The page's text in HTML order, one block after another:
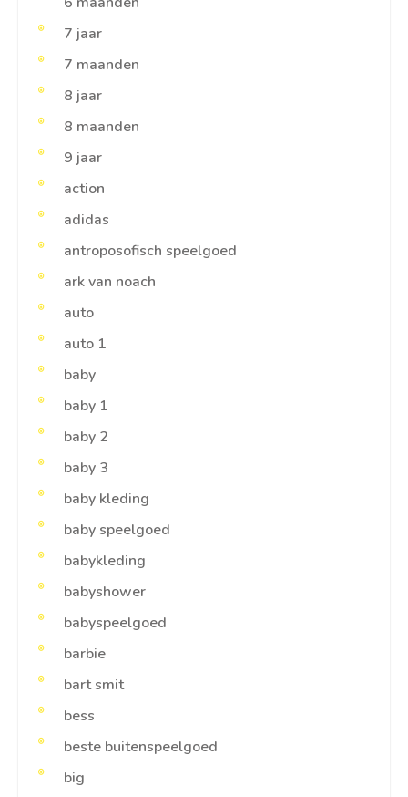
7 jaar
7 maanden
8 jaar
8 maanden
9 jaar
action
adidas
antroposofisch speelgoed
ark van noach
auto
auto 1
baby
baby 1
baby 2
baby 3
baby kleding
baby speelgoed
babykleding
babyshower
babyspeelgoed
barbie
bart smit
bess
beste buitenspeelgoed
big